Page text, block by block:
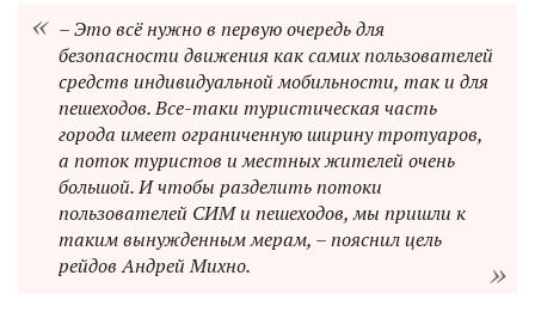
– Это всё нужно в первую очередь для
безопасности движения как самих пользователей
средств индивидуальной мобильности, так и для
пешеходов. Все-таки туристическая часть
города имеет ограниченную ширину тротуаров,
а поток туристов и местных жителей очень
большой. И чтобы разделить потоки
пользователей СИМ и пешеходов, мы пришли к
таким вынужденным мерам, – пояснил цель
рейдов Андрей Михно.